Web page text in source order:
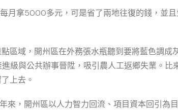
月拿5000多元，可是省了兩地往復的錢，並
區域，開州區在外務張水瓶聽到要將藍色調
級與公共辦事晉陞，吸引農人工返鄉失業。
上去。
來，開州區以人力智力回流、項目資本回引為